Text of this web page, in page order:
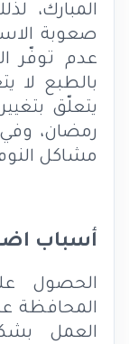
المبارك،
صعوبة
عدم توفّر
بالطبع لا
يتعلّق
رمضان،
مشاكل
أسباب
الحصول
المحافظة
العمل